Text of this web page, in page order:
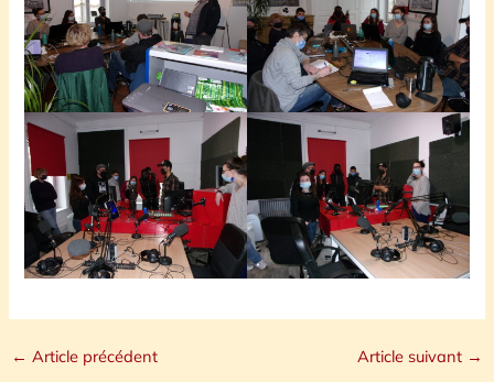
← Article précédent Article suivant →